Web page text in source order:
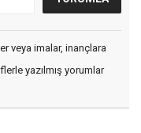
veya imalar, inançlara
yazılmış yorumlar